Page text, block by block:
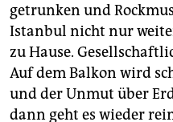
getrunken und
Istanbul nicht nur
zu Hause.
Auf dem Balkon wird
und der Unmut über
dann geht es wieder